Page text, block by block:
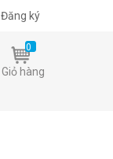
Đăng ký
0
Giỏ hàng